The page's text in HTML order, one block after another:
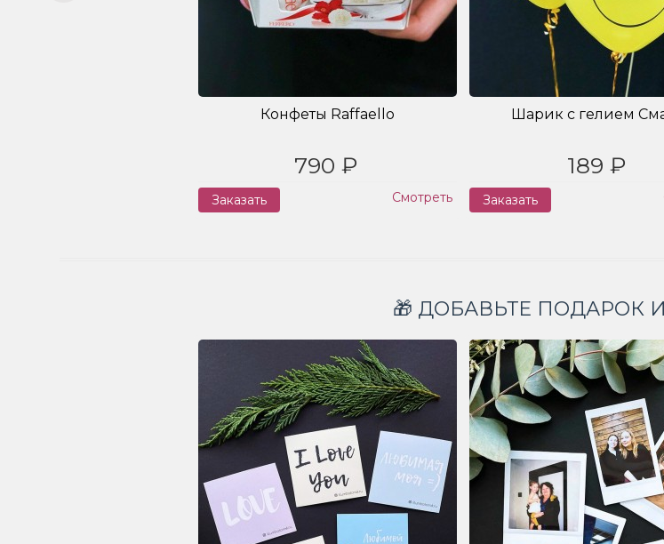
Конфеты Raffaello
790 ₽
Заказать Смотреть
Шарик с гелием
189 ₽
Заказать
🎁 ДОБАВЬТЕ ПОДАРОК